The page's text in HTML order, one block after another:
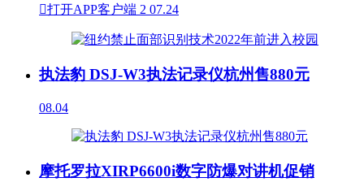
打开APP客户端 2 07.24
执法豹 DSJ-W3执法记录仪杭州售880元
08.04
摩托罗拉XIRP6600i数字防爆对讲机促销